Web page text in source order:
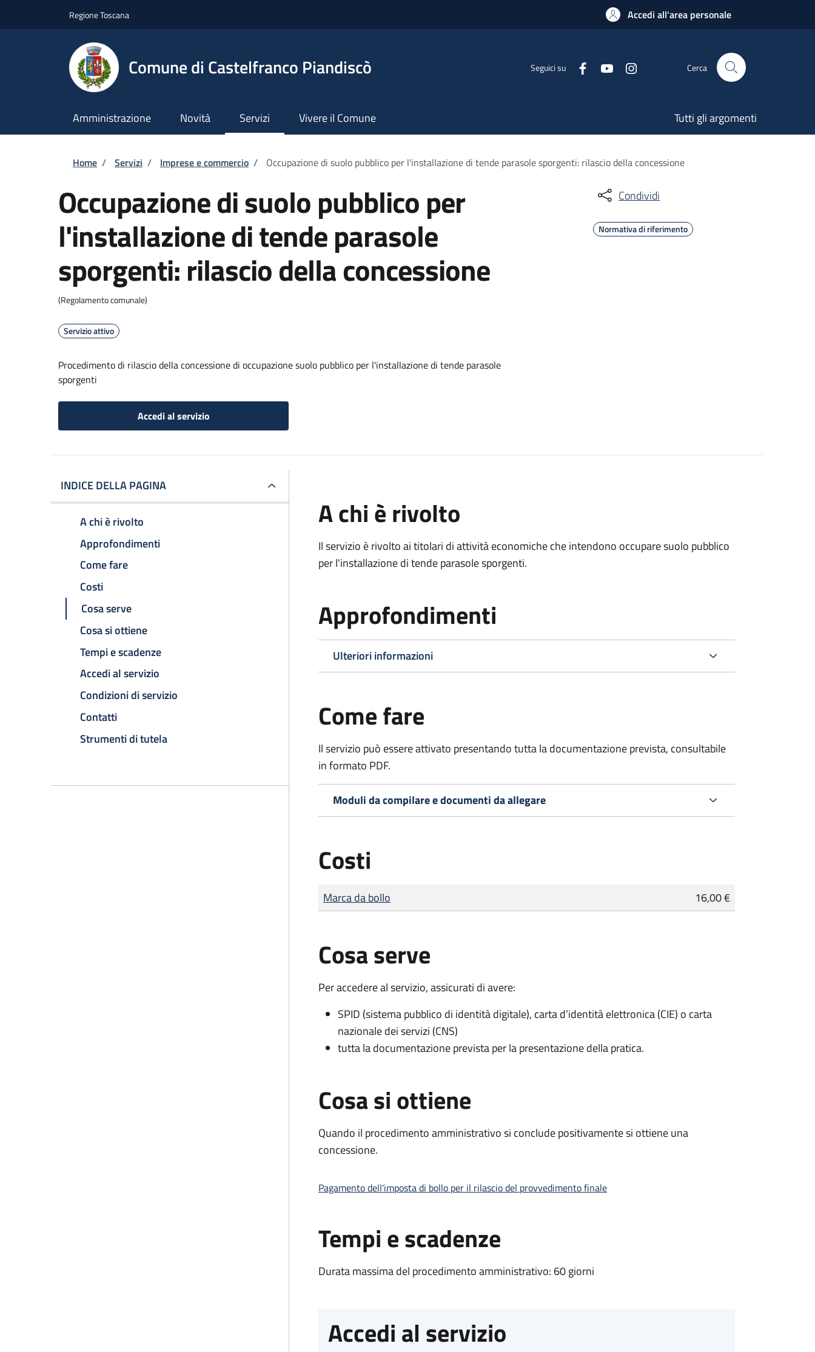
Regione Toscana Accedi all'area personale
Comune di Castelfranco Piandiscò Seguici su Cerca
Amministrazione Novità Servizi Vivere il Comune Tutti gli argomenti
Briciole di pane
Home / Servizi / Imprese e commercio / Occupazione di suolo pubblico per l'installazione di tende parasole sporgenti: rilascio della concessione
Occupazione di suolo pubblico per
l'installazione di tende parasole
sporgenti: rilascio della concessione
(Regolamento comunale)
Servizio attivo
Procedimento di rilascio della concessione di occupazione suolo pubblico per l'installazione di tende parasole
sporgenti
Accedi al servizio
Condividi
Normativa di riferimento
INDICE DELLA PAGINA
A chi è rivolto
Approfondimenti
Come fare
Costi
Cosa serve
Cosa si ottiene
Tempi e scadenze
Accedi al servizio
Condizioni di servizio
Contatti
Strumenti di tutela
A chi è rivolto
Il servizio è rivolto ai titolari di attività economiche che intendono occupare suolo pubblico
per l'installazione di tende parasole sporgenti.
Approfondimenti
Ulteriori informazioni
Come fare
Il servizio può essere attivato presentando tutta la documentazione prevista, consultabile
in formato PDF.
Moduli da compilare e documenti da allegare
Costi
Tipo di pagamento
Importo
Marca da bollo 16,00 €
Cosa serve
Per accedere al servizio, assicurati di avere:
SPID (sistema pubblico di identità digitale), carta d’identità elettronica (CIE) o carta
nazionale dei servizi (CNS)
tutta la documentazione prevista per la presentazione della pratica.
Cosa si ottiene
Quando il procedimento amministrativo si conclude positivamente si ottiene una
concessione.
Pagamento dell'imposta di bollo per il rilascio del provvedimento finale
Tempi e scadenze
Durata massima del procedimento amministrativo: 60 giorni
Accedi al servizio